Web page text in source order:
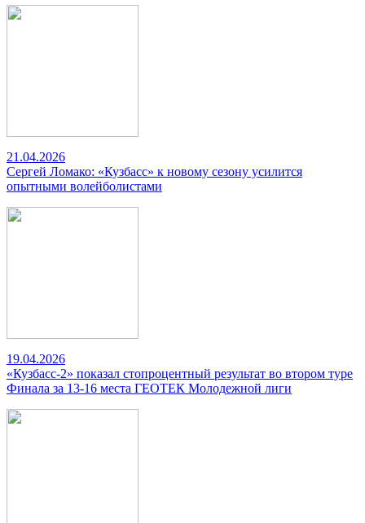
21.04.2026
Сергей Ломако: «Кузбасс» к новому сезону усилится
опытными волейболистами
19.04.2026
«Кузбасс-2» показал стопроцентный результат во втором туре
Финала за 13-16 места ГЕОТЕК Молодежной лиги